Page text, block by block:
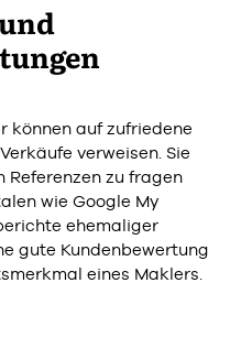
können auf zufriedene
verweisen. Sie
Referenzen zu fragen
wie Google My
ehemaliger
gute Kundenbewertung
eines Maklers.